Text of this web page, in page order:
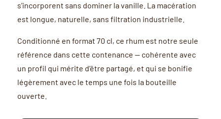
s’incorporent sans dominer la vanille. La macération
est longue, naturelle, sans filtration industrielle.
Conditionné en format 70 cl, ce rhum est notre seule
référence dans cette contenance — cohérente avec
un profil qui mérite d’être partagé, et qui se bonifie
légèrement avec le temps une fois la bouteille
ouverte.